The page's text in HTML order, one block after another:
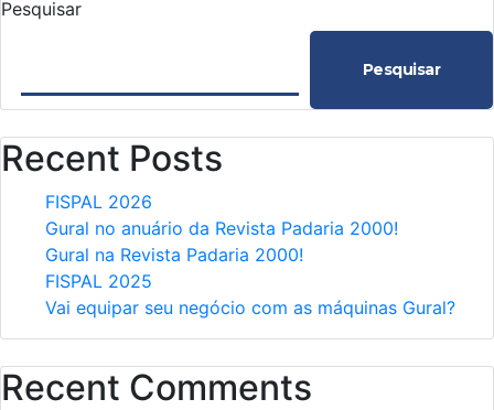
Pesquisar
Pesquisar
Recent Posts
FISPAL 2026
Gural no anuário da Revista Padaria 2000!
Gural na Revista Padaria 2000!
FISPAL 2025
Vai equipar seu negócio com as máquinas Gural?
Recent Comments